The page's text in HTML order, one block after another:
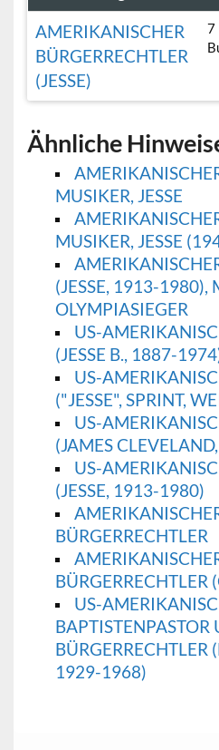
AMERIKANISCHER
BÜRGERRECHTLER
(JESSE)
7
Ähnliche
MUSIKER, JESSE
MUSIKER, JESSE
(JESSE, 1913-1980),
OLYMPIASIEGER
US-
(JESSE B., 1887-
US-
("JESSE", SPRINT,
US-
(JAMES
US-
(JESSE, 1913-1980)
BÜRGERRECHTLER
BÜRGERRECHTLER
US-
BAPTISTENPASTOR
BÜRGERRECHTLER
1929-1968)